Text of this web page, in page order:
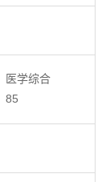
医学综合
85